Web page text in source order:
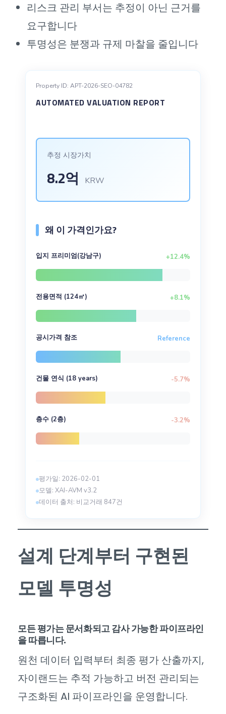
리스크 관리 부서는 추정이 아닌 근거를
요구합니다
투명성은 분쟁과 규제 마찰을 줄입니다
Property ID: APT-2026-SEO-04782
AUTOMATED VALUATION REPORT
추정 시장가치
8.2억 KRW
왜 이 가격인가요?
입지 프리미엄(강남구) +12.4%
전용면적 (124㎡) +8.1%
공시가격 참조 Reference
건물 연식 (18 years) -5.7%
층수 (2층) -3.2%
평가일: 2026-02-01
모델: XAI-AVM v3.2
데이터 출처: 비교거래 847건
설계 단계부터 구현된
모델 투명성
모든 평가는 문서화되고 감사 가능한 파이프라인
을 따릅니다.
원천 데이터 입력부터 최종 평가 산출까지,
자이랜드는 추적 가능하고 버전 관리되는
구조화된 AI 파이프라인을 운영합니다.